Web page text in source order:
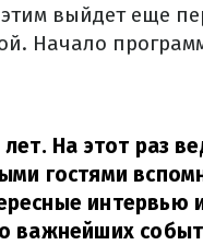
выйдет еще
Начало
На этот раз
гостями
интервью
важнейших